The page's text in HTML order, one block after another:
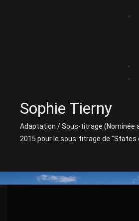
Sophie Tierny
Adaptation / Sous-titrage (Nominée
2015 pour le sous-titrage de "States